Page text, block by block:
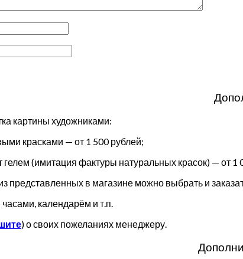
картины художниками:
красками — от 1 500 рублей;
(имитация фактуры натуральных красок) — от 1
представленных в магазине можно выбрать и
календарём и т.п.
) о своих пожеланиях менеджеру.